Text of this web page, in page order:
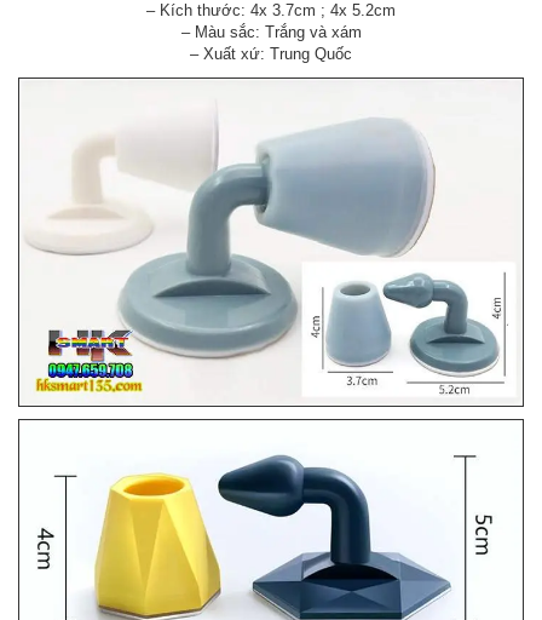
– Kích thước: 4x 3.7cm ; 4x 5.2cm
– Màu sắc: Trắng và xám
– Xuất xứ: Trung Quốc